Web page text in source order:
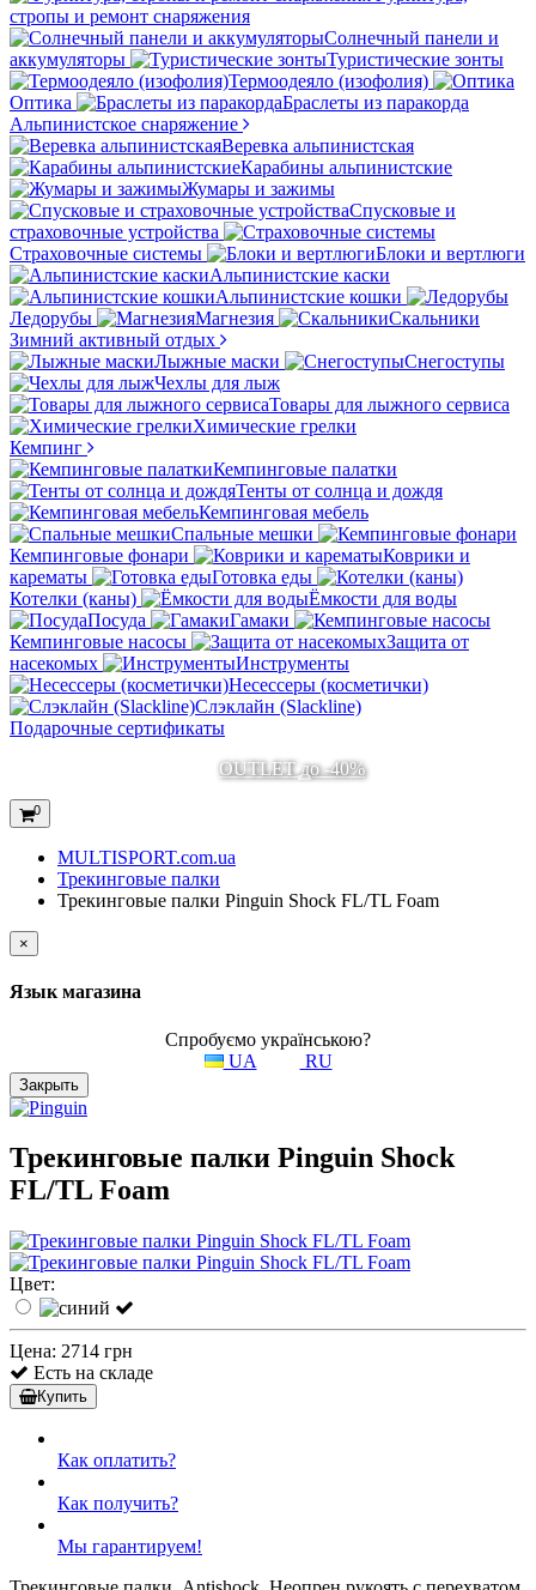
стропы и ремонт снаряжения
Солнечный панели и
аккумуляторы
Туристические зонты
Термоодеяло (изофолия)
Оптика
Браслеты из паракорда
Альпинистское снаряжение
Веревка альпинистская
Карабины альпинистские
Жумары и зажимы
Спусковые и
страховочные устройства
Страховочные системы
Блоки и вертлюги
Альпинистские каски
Альпинистские кошки
Ледорубы
Магнезия
Скальники
Зимний активный отдых
Лыжные маски
Снегоступы
Чехлы для лыж
Товары для лыжного сервиса
Химические грелки
Кемпинг
Кемпинговые палатки
Тенты от солнца и дождя
Кемпинговая мебель
Спальные мешки
Кемпинговые фонари
Коврики и
карематы
Готовка еды
Котелки (каны)
Ёмкости для воды
Посуда
Гамаки
Кемпинговые насосы
Защита от
насекомых
Инструменты
Несессеры (косметички)
Слэклайн (Slackline)
Подарочные сертификаты
OUTLET до -40%
0
MULTISPORT.com.ua
Трекинговые палки
Трекинговые палки Pinguin Shock FL/TL Foam
×
Язык магазина
Спробуємо українською?
UA
RU
Закрыть
Трекинговые палки Pinguin Shock
FL/TL Foam
Цвет:
Цена: 2714 грн
Есть на складе
Купить
Как оплатить?
Как получить?
Мы гарантируем!